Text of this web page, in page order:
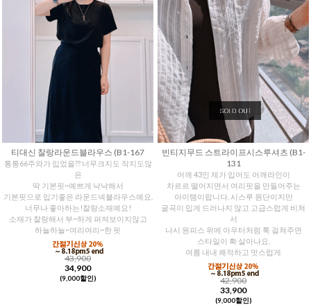
티대신 찰랑라운드블라우스 (B1-167
통통66주와가 입었을?? 너무크지도 작지도않
은
딱 기본핏~예쁘게 낙낙해서
기본핏으로 입기좋은 라운드넥블라우스예요.
너무나 좋아하는!찰랑소재예요!
소재가 찰랑해서 부~하게 퍼져보이지않고
하늘하늘~여리여리~한 핏
43,900
34,900
(9,000할인)
빈티지무드 스트라이프시스루셔츠 (B1-
131
어깨 43인 제가 입어도 어깨라인이
차르르 떨어지면서 여리핏을 만들어주는
아이템이랍니다. 시스루 원단이지만
굴곡이 밉게 드러나지 않고 고급스럽게 비쳐
서
나시 원피스 위에 아우터처럼 툭 걸쳐주면
스타일이 확 살아나요.
여름 내내 쾌적하고 멋스럽게
42,900
33,900
(9,000할인)